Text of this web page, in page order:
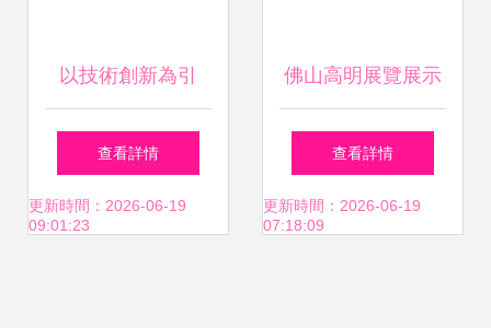
以技術創新為引
擎，用大型活動為
橋梁 奇瑞加速構筑
查看詳情
更新時間：2026-06-19
09:01:23
佛山高明展覽展示
設計搭建及大型活
動策劃服務指南
查看詳情
更新時間：2026-06-19
07:18:09